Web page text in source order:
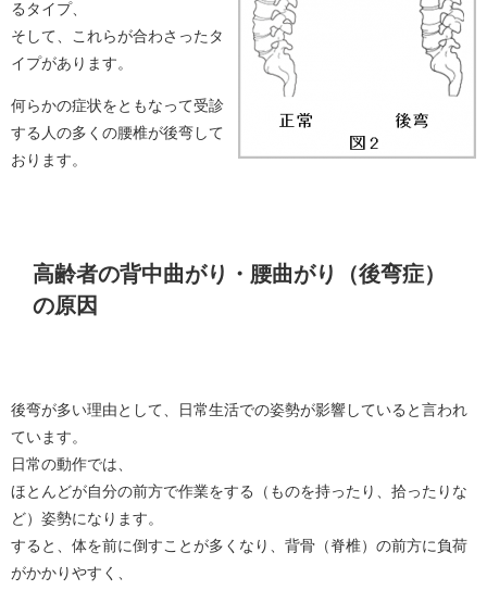
るタイプ、
そして、これらが合わさったタ
イプがあります。
何らかの症状をともなって受診
する人の多くの腰椎が後弯して
おります。
高齢者の背中曲がり・腰曲がり（後弯症）
の原因
後弯が多い理由として、日常生活での姿勢が影響していると言われ
ています。
日常の動作では、
ほとんどが自分の前方で作業をする（ものを持ったり、拾ったりな
ど）姿勢になります。
すると、体を前に倒すことが多くなり、背骨（脊椎）の前方に負荷
がかかりやすく、